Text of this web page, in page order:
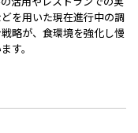
を用いた現在進行中の調
略が、食環境を強化し慢
す。